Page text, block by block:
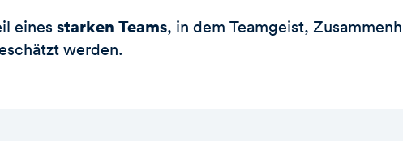
eines starken Teams, in dem Teamgeist,
werden.